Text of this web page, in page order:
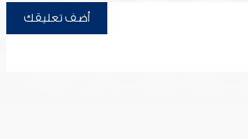
أضف تعليقك